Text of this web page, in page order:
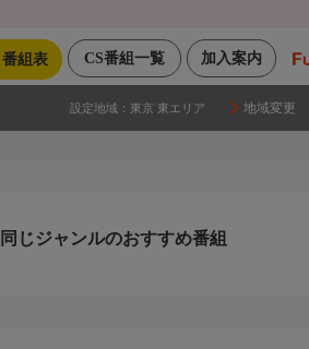
加入案内
CS番組一覧
番組表
設定地域： 東京 東エリア 地域変更
同じジャンルのおすすめ番組